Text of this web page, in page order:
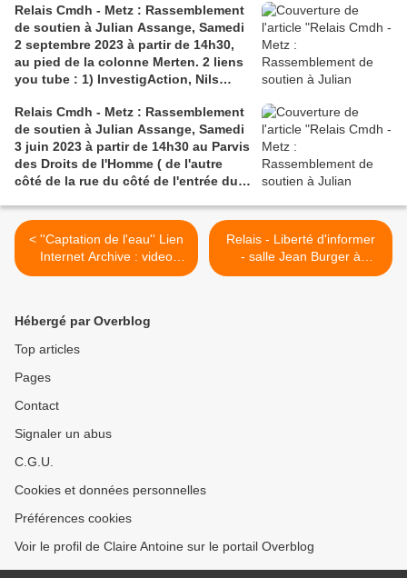
Relais Cmdh - Metz : Rassemblement
de soutien à Julian Assange, Samedi
2 septembre 2023 à partir de 14h30,
au pied de la colonne Merten. 2 liens
you tube : 1) InvestigAction, Nils
Vent Se Lève, intervention de Serge
Halimi
Relais Cmdh - Metz : Rassemblement
de soutien à Julian Assange, Samedi
3 juin 2023 à partir de 14h30 au Parvis
des Droits de l'Homme ( de l'autre
côté de la rue du côté de l'entrée du
< ''Captation de l'eau'' Lien
Internet Archive : video
''Manon des sources'',
Relais - Liberté d'informer
- salle Jean Burger à
Hagondange, Vendredi 31
Hébergé par Overblog
Top articles
Pages
Contact
Signaler un abus
C.G.U.
Cookies et données personnelles
Préférences cookies
Voir le profil de Claire Antoine sur le portail Overblog